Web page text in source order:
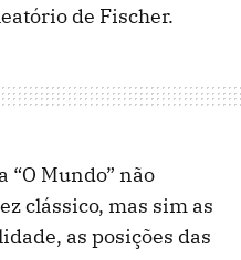
de Fischer.
Mundo” não
clássico, mas sim as
as posições das